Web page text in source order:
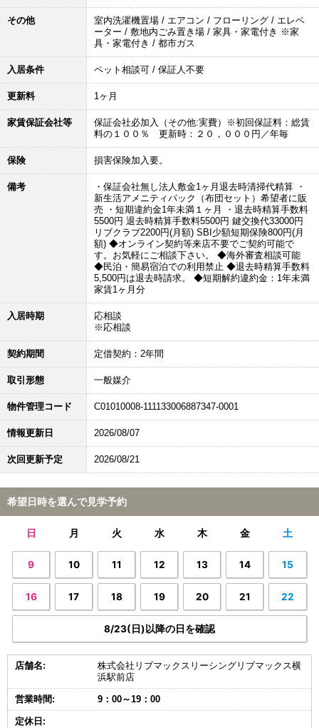
その他
室内洗濯機置場 / エアコン / フローリング / エレベ
ーター / 敷地内ごみ置き場 / 家具・家電付き ※家
具・家電付き / 都市ガス
入居条件 ペット相談可 / 保証人不要
更新料 1ヶ月
家賃保証会社等
保証会社必加入（その他:実費）※初回保証料：総賃
料の１００％ 更新時：２０，０００円／年毎
保険 損害保険加入要。
備考
・保証会社無し法人敷金1ヶ月退去時清掃代精算 ・
新生活アメニティパック（布団セット）希望者に販
売 ・短期違約金1年未満１ヶ月 ・退去時精算手数料
5500円 退去時精算手数料5500円 鍵交換代33000円
リブクラブ2200円(月額) SBI少額短期保険800円(月
額) ◆オンライン契約等来店不要でご契約可能で
す。お気軽にご相談下さい。 ◆海外審査相談可能
◆民泊・簡易宿泊での利用禁止 ◆退去時精算手数料
5,500円は退去時請求。 ◆短期解約違約金：1年未満
家賃1ヶ月分
入居時期
応相談
※応相談
契約期間 定借契約：2年間
取引形態 一般媒介
物件管理コード C01010008-111133006887347-0001
情報更新日 2026/08/07
次回更新予定 2026/08/21
希望日時を選んで見学予約
日 月 火 水 木 金 土
9 10 11 12 13 14 15
16 17 18 19 20 21 22
8/23(日)以降の日を確認
店舗名:
株式会社リブマックスリーシングリブマックス横
浜駅前店
営業時間: 9：00～19：00
定休日: